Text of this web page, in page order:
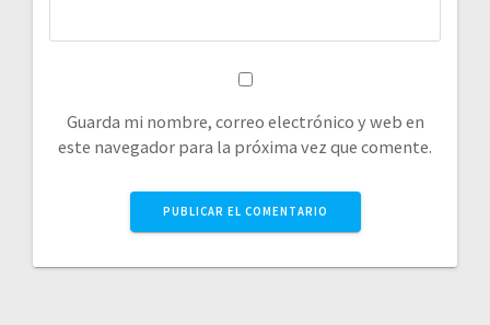
Guarda mi nombre, correo electrónico y web en
este navegador para la próxima vez que comente.